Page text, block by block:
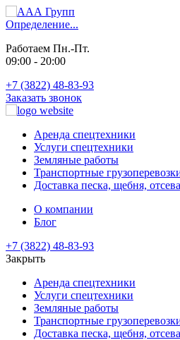
Определение...
Работаем Пн.-Пт.
09:00 - 20:00
+7 (3822) 48-83-93
Заказать звонок
Аренда спецтехники
Услуги спецтехники
Земляные работы
Транспортные
Доставка песка, щебня,
О компании
Блог
+7 (3822) 48-83-93
Закрыть
Аренда спецтехники
Услуги спецтехники
Земляные работы
Транспортные
Доставка песка, щебня,